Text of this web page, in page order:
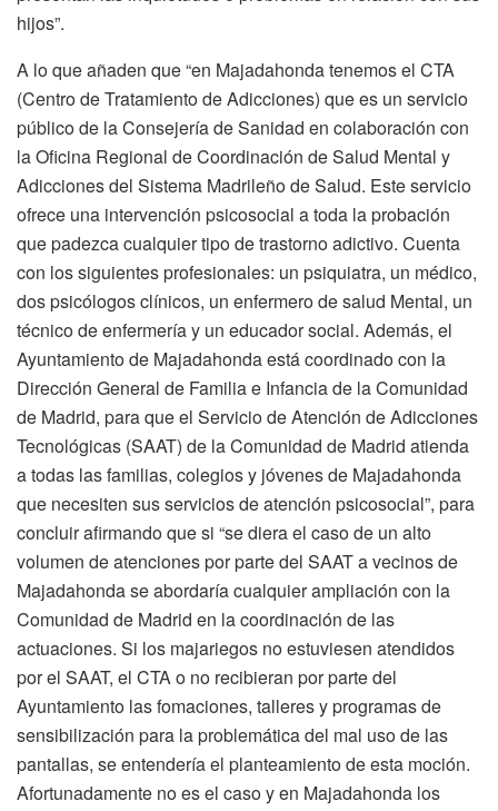
hijos”.
A lo que añaden que “en Majadahonda tenemos el CTA
(Centro de Tratamiento de Adicciones) que es un servicio
público de la Consejería de Sanidad en colaboración con
la Oficina Regional de Coordinación de Salud Mental y
Adicciones del Sistema Madrileño de Salud. Este servicio
ofrece una intervención psicosocial a toda la probación
que padezca cualquier tipo de trastorno adictivo. Cuenta
con los siguientes profesionales: un psiquiatra, un médico,
dos psicólogos clínicos, un enfermero de salud Mental, un
técnico de enfermería y un educador social. Además, el
Ayuntamiento de Majadahonda está coordinado con la
Dirección General de Familia e Infancia de la Comunidad
de Madrid, para que el Servicio de Atención de Adicciones
Tecnológicas (SAAT) de la Comunidad de Madrid atienda
a todas las familias, colegios y jóvenes de Majadahonda
que necesiten sus servicios de atención psicosocial”, para
concluir afirmando que si “se diera el caso de un alto
volumen de atenciones por parte del SAAT a vecinos de
Majadahonda se abordaría cualquier ampliación con la
Comunidad de Madrid en la coordinación de las
actuaciones. Si los majariegos no estuviesen atendidos
por el SAAT, el CTA o no recibieran por parte del
Ayuntamiento las fomaciones, talleres y programas de
sensibilización para la problemática del mal uso de las
pantallas, se entendería el planteamiento de esta moción.
Afortunadamente no es el caso y en Majadahonda los